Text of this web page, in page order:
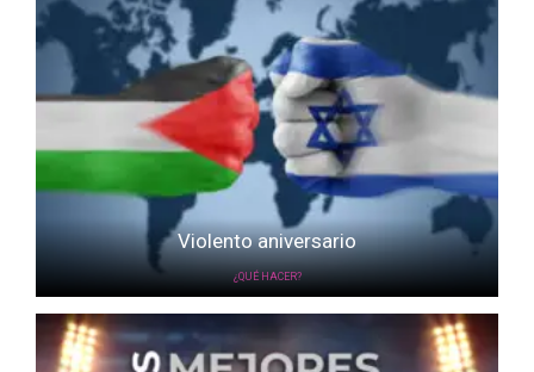
Violento aniversario
¿QUÉ HACER?